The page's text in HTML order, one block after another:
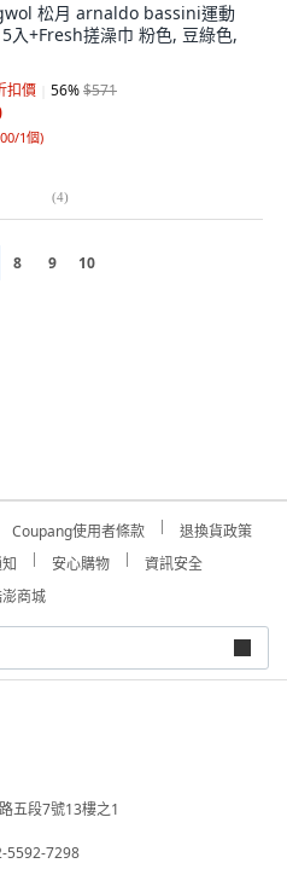
松月 arnaldo bassini運動
入+Fresh搓澡巾 粉色, 豆綠色,
扣價 56%$571
1個)
(4)
8 9 10
Coupang使用者條款
退換貨政策
安心購物
資訊安全
商城
五段7號13樓之1
5592-7298